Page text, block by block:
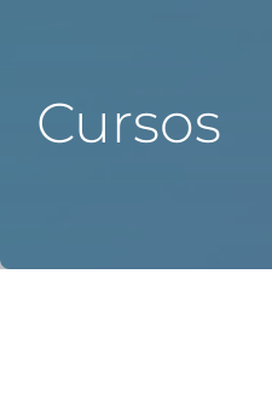
Cursos